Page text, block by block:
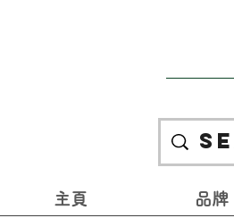
主頁 品牌